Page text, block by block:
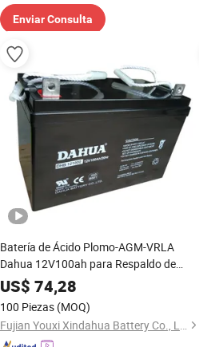
Enviar Consulta
Batería de Ácido Plomo-AGM-VRLA
Dahua 12V100ah para Respaldo de
UPS/Bomba de Agua Telecom -
Aprobada por MSDS Larga Vida
US$ 74,28
100 Piezas (MOQ)
Fujian Youxi Xindahua Battery Co., Ltd.